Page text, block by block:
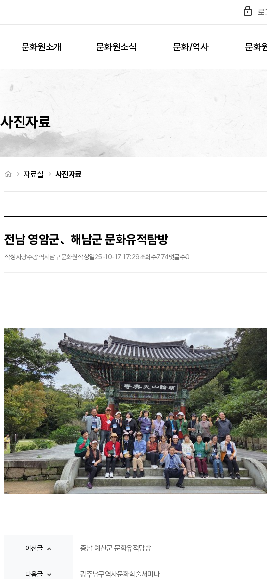
로
문화원소개 문화원소식 문화/역사 문화
사진자료
처음으로
자료실 사진자료
전남 영암군、해남군 문화유적탐방
작성자광주광역시남구문화원작성일25-10-17 17:29조회수774댓글수0
이전글 충남 예산군 문화유적탐방
다음글 광주남구역사문화학술세미나